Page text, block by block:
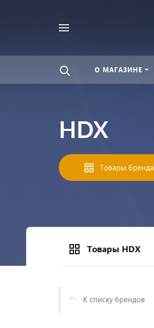
О МАГАЗИНЕ
HDX
Товары бренда
Товары HDX
К списку брендов